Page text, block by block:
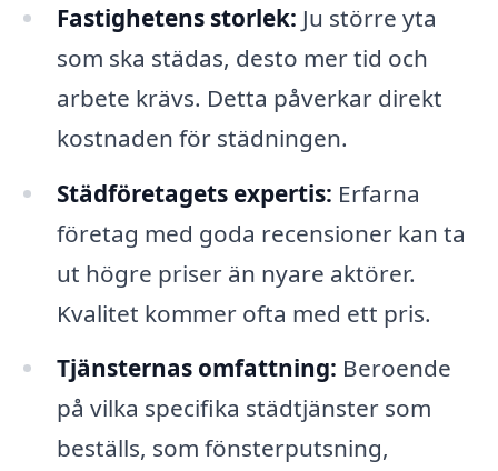
Fastighetens storlek: Ju större yta
som ska städas, desto mer tid och
arbete krävs. Detta påverkar direkt
kostnaden för städningen.
Städföretagets expertis: Erfarna
företag med goda recensioner kan ta
ut högre priser än nyare aktörer.
Kvalitet kommer ofta med ett pris.
Tjänsternas omfattning: Beroende
på vilka specifika städtjänster som
beställs, som fönsterputsning,